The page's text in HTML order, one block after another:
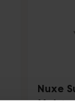
Nuxe